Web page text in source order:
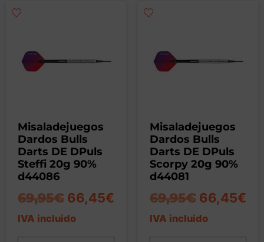
Misaladejuegos
Dardos Bulls
Darts DE DPuls
Steffi 20g 90%
d44086
69,95€ 66,45€
IVA incluido
Misaladejuegos
Dardos Bulls
Darts DE DPuls
Scorpy 20g 90%
d44081
69,95€ 66,45€
IVA incluido